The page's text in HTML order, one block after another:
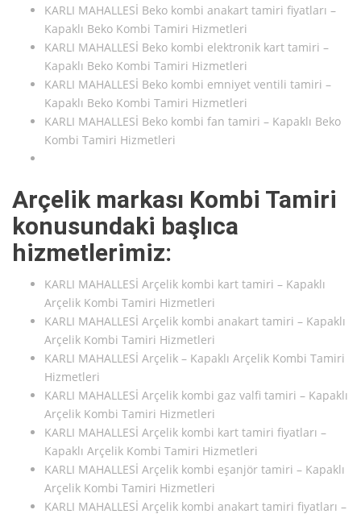
KARLI MAHALLESİ Beko kombi anakart tamiri fiyatları –
Kapaklı Beko Kombi Tamiri Hizmetleri
KARLI MAHALLESİ Beko kombi elektronik kart tamiri –
Kapaklı Beko Kombi Tamiri Hizmetleri
KARLI MAHALLESİ Beko kombi emniyet ventili tamiri –
Kapaklı Beko Kombi Tamiri Hizmetleri
KARLI MAHALLESİ Beko kombi fan tamiri – Kapaklı Beko
Kombi Tamiri Hizmetleri
Arçelik markası Kombi Tamiri
konusundaki başlıca
hizmetlerimiz:
KARLI MAHALLESİ Arçelik kombi kart tamiri – Kapaklı
Arçelik Kombi Tamiri Hizmetleri
KARLI MAHALLESİ Arçelik kombi anakart tamiri – Kapaklı
Arçelik Kombi Tamiri Hizmetleri
KARLI MAHALLESİ Arçelik – Kapaklı Arçelik Kombi Tamiri
Hizmetleri
KARLI MAHALLESİ Arçelik kombi gaz valfi tamiri – Kapaklı
Arçelik Kombi Tamiri Hizmetleri
KARLI MAHALLESİ Arçelik kombi kart tamiri fiyatları –
Kapaklı Arçelik Kombi Tamiri Hizmetleri
KARLI MAHALLESİ Arçelik kombi eşanjör tamiri – Kapaklı
Arçelik Kombi Tamiri Hizmetleri
KARLI MAHALLESİ Arçelik kombi anakart tamiri fiyatları –